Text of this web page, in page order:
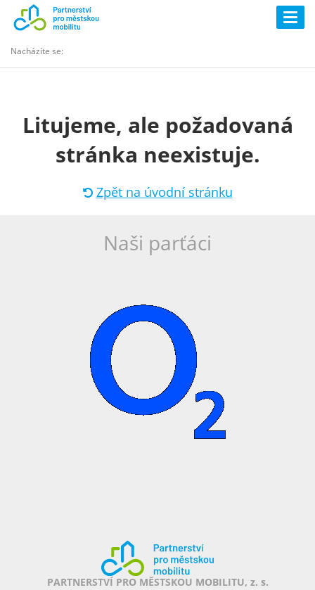
Nacházíte se:
Litujeme, ale požadovaná
stránka neexistuje.
Zpět na úvodní stránku
Naši parťáci
PARTNERSTVÍ PRO MĚSTSKOU MOBILITU, z. s.